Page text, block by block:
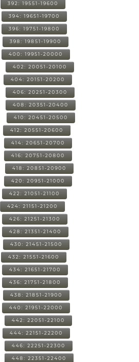
392: 19551-19600
394: 19651-19700
396: 19751-19800
398: 19851-19900
400: 19951-20000
402: 20051-20100
404: 20151-20200
406: 20251-20300
408: 20351-20400
410: 20451-20500
412: 20551-20600
414: 20651-20700
416: 20751-20800
418: 20851-20900
420: 20951-21000
422: 21051-21100
424: 21151-21200
426: 21251-21300
428: 21351-21400
430: 21451-21500
432: 21551-21600
434: 21651-21700
436: 21751-21800
438: 21851-21900
440: 21951-22000
442: 22051-22100
444: 22151-22200
446: 22251-22300
448: 22351-22400